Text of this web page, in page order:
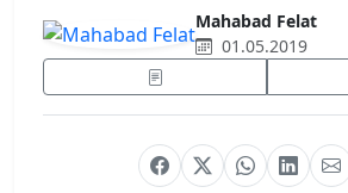
Mahabad Felat
01.05.2019